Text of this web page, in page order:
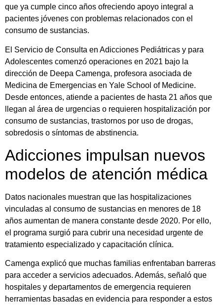
que ya cumple cinco años ofreciendo apoyo integral a
pacientes jóvenes con problemas relacionados con el
consumo de sustancias.
El Servicio de Consulta en Adicciones Pediátricas y para
Adolescentes comenzó operaciones en 2021 bajo la
dirección de Deepa Camenga, profesora asociada de
Medicina de Emergencias en Yale School of Medicine.
Desde entonces, atiende a pacientes de hasta 21 años que
llegan al área de urgencias o requieren hospitalización por
consumo de sustancias, trastornos por uso de drogas,
sobredosis o síntomas de abstinencia.
Adicciones impulsan nuevos
modelos de atención médica
Datos nacionales muestran que las hospitalizaciones
vinculadas al consumo de sustancias en menores de 18
años aumentan de manera constante desde 2020. Por ello,
el programa surgió para cubrir una necesidad urgente de
tratamiento especializado y capacitación clínica.
Camenga explicó que muchas familias enfrentaban barreras
para acceder a servicios adecuados. Además, señaló que
hospitales y departamentos de emergencia requieren
herramientas basadas en evidencia para responder a estos